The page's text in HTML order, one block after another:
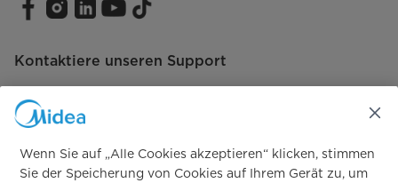
Kontaktiere unseren Support
Vertrag widerrufen
Wenn Sie auf „Alle Cookies akzeptieren“ klicken, stimmen
Sie der Speicherung von Cookies auf Ihrem Gerät zu, um